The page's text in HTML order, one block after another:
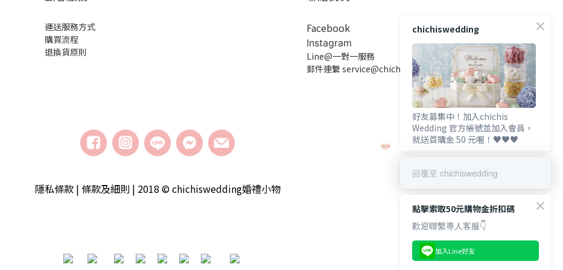
運送服務方式
購買流程
退換貨原則
Facebook
Instagram
Line@一對一服務
郵件連繫 service@chichiswedding.com
隱私條款 | 條款及細則 | 2018 © chichiswedding婚禮小物
chichiswedding
好友募集中！加入chichis
Wedding 官方帳號並加入會員，
就送首購金 50 元喔！♥️♥️♥️
回覆至 chichiswedding
點擊索取50元購物金折扣碼
歡迎聯繫專人客服👇
加入Line好友